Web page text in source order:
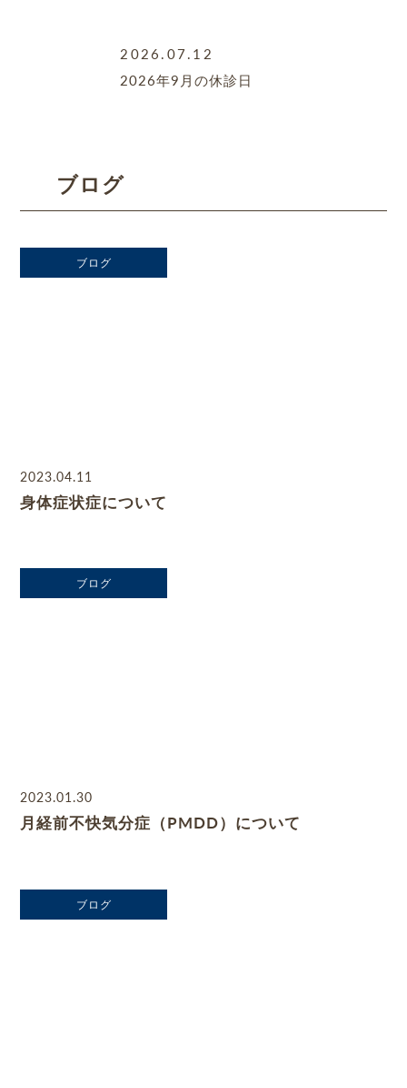
2026.07.12
2026年9月の休診日
ブログ
ブログ
2023.04.11
身体症状症について
ブログ
2023.01.30
月経前不快気分症（PMDD）について
ブログ